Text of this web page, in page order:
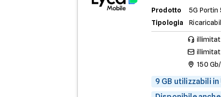
Prodotto
5G Portin
Tipologia
150
9 GB utilizzabili in